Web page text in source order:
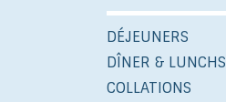
DÉJEUNERS
DÎNER & LUNCHS
COLLATIONS